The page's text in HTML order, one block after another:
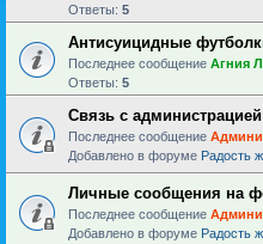
Ответы: 5
Антисуицидные
Последнее сообщение Агния
Ответы: 5
Связь с
Последнее сообщение
Добавлено в форуме Радость
Личные сообщения на
Последнее сообщение
Добавлено в форуме Радость